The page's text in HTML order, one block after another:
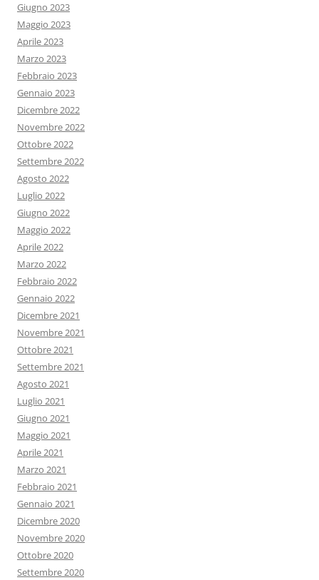
Giugno 2023
Maggio 2023
Aprile 2023
Marzo 2023
Febbraio 2023
Gennaio 2023
Dicembre 2022
Novembre 2022
Ottobre 2022
Settembre 2022
Agosto 2022
Luglio 2022
Giugno 2022
Maggio 2022
Aprile 2022
Marzo 2022
Febbraio 2022
Gennaio 2022
Dicembre 2021
Novembre 2021
Ottobre 2021
Settembre 2021
Agosto 2021
Luglio 2021
Giugno 2021
Maggio 2021
Aprile 2021
Marzo 2021
Febbraio 2021
Gennaio 2021
Dicembre 2020
Novembre 2020
Ottobre 2020
Settembre 2020